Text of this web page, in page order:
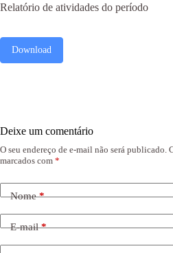
Relatório de atividades do período
Download
Deixe um comentário
O seu endereço de e-mail não será publicado.
marcados com *
Nome*
E-mail*